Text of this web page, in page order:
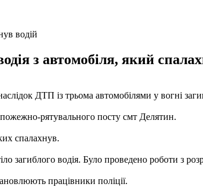
водій
з автомобіля, який
ДТП із трьома автомобілями у вогні
пожежно-рятувального посту смт Делятин.
спалахнув.
загиблого водія. Було проведено роботи з
працівники поліції.